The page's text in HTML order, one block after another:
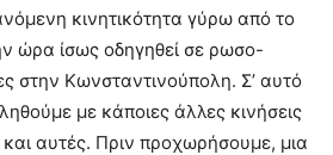
κινητικότητα γύρω από το
ώρα ίσως οδηγηθεί σε ρωσο-
στην Κωνσταντινούπολη. Σ’ αυτό
με κάποιες άλλες κινήσεις
και αυτές. Πριν προχωρήσουμε, μια